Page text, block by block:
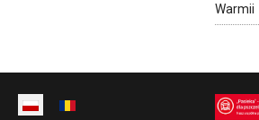
Warmii